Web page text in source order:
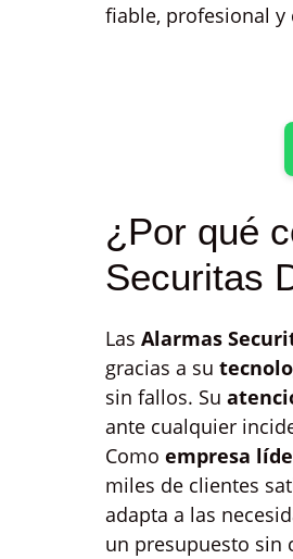
fiable, profesional y
¿Por qué
Securitas
Las Alarmas
gracias a su
sin fallos. Su
ante cualquier
Como empresa
miles de clientes
adapta a las
un presupuesto sin